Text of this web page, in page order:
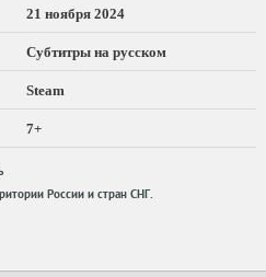
21 ноября 2024
Субтитры на русском
Steam
7+
России и стран СНГ.